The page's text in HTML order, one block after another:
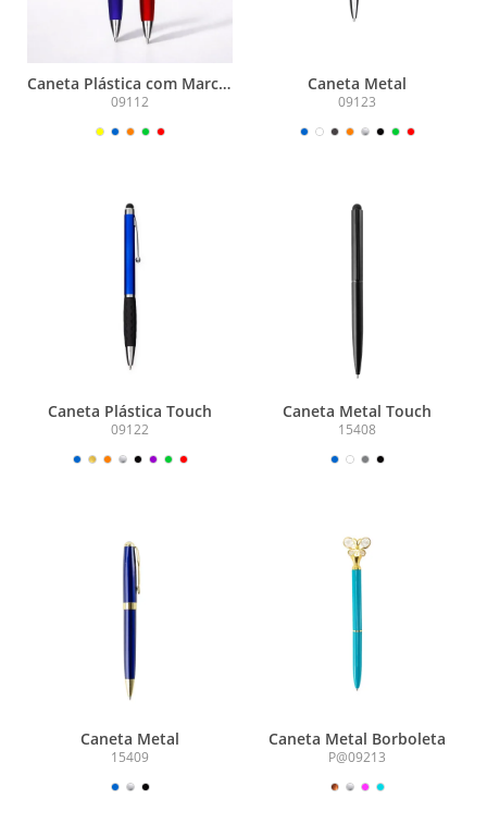
Caneta Plástica com Marca-
Texto
09112
Caneta Metal
09123
Caneta Plástica Touch
09122
Caneta Metal Touch
15408
Caneta Metal
15409
Caneta Metal Borboleta
P@09213